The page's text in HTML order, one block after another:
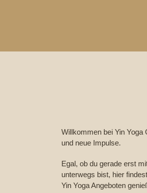
Willkommen bei Yin Yoga
und neue Impulse.
Egal, ob du gerade erst
unterwegs bist, hier
Yin Yoga Angeboten